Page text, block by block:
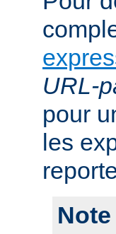
URL-
pour
les
Note